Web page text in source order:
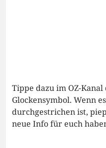
Tippe dazu im OZ-
Glockensymbol. Wenn
durchgestrichen ist,
neue Info für euch